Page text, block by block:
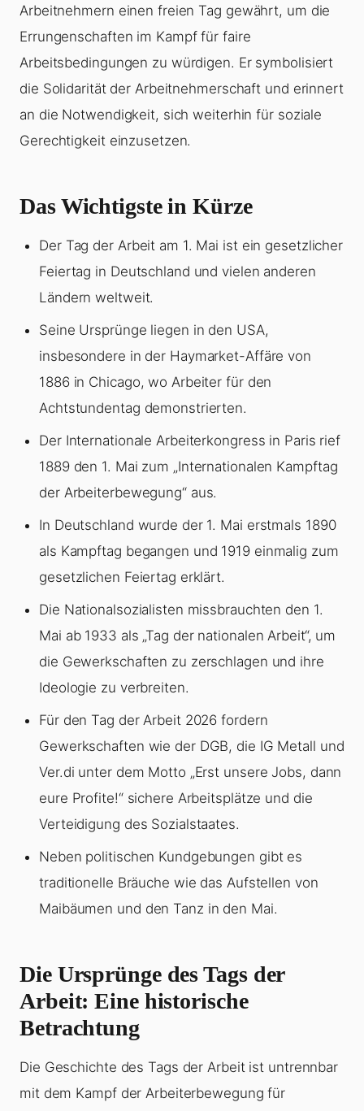
Arbeitnehmern einen freien Tag gewährt, um die
Errungenschaften im Kampf für faire
Arbeitsbedingungen zu würdigen. Er symbolisiert
die Solidarität der Arbeitnehmerschaft und erinnert
an die Notwendigkeit, sich weiterhin für soziale
Gerechtigkeit einzusetzen.
Das Wichtigste in Kürze
Der Tag der Arbeit am 1. Mai ist ein gesetzlicher
Feiertag in Deutschland und vielen anderen
Ländern weltweit.
Seine Ursprünge liegen in den USA,
insbesondere in der Haymarket-Affäre von
1886 in Chicago, wo Arbeiter für den
Achtstundentag demonstrierten.
Der Internationale Arbeiterkongress in Paris rief
1889 den 1. Mai zum „Internationalen Kampftag
der Arbeiterbewegung“ aus.
In Deutschland wurde der 1. Mai erstmals 1890
als Kampftag begangen und 1919 einmalig zum
gesetzlichen Feiertag erklärt.
Die Nationalsozialisten missbrauchten den 1.
Mai ab 1933 als „Tag der nationalen Arbeit“, um
die Gewerkschaften zu zerschlagen und ihre
Ideologie zu verbreiten.
Für den Tag der Arbeit 2026 fordern
Gewerkschaften wie der DGB, die IG Metall und
Ver.di unter dem Motto „Erst unsere Jobs, dann
eure Profite!“ sichere Arbeitsplätze und die
Verteidigung des Sozialstaates.
Neben politischen Kundgebungen gibt es
traditionelle Bräuche wie das Aufstellen von
Maibäumen und den Tanz in den Mai.
Die Ursprünge des Tags der
Arbeit: Eine historische
Betrachtung
Die Geschichte des Tags der Arbeit ist untrennbar
mit dem Kampf der Arbeiterbewegung für